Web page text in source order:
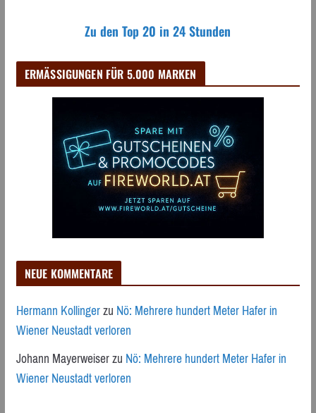
Zu den Top 20 in 24 Stunden
ERMÄSSIGUNGEN FÜR 5.000 MARKEN
NEUE KOMMENTARE
Hermann KollingerzuNö: Mehrere hundert Meter Hafer in
Wiener Neustadt verloren
Johann MayerweiserzuNö: Mehrere hundert Meter Hafer in
Wiener Neustadt verloren